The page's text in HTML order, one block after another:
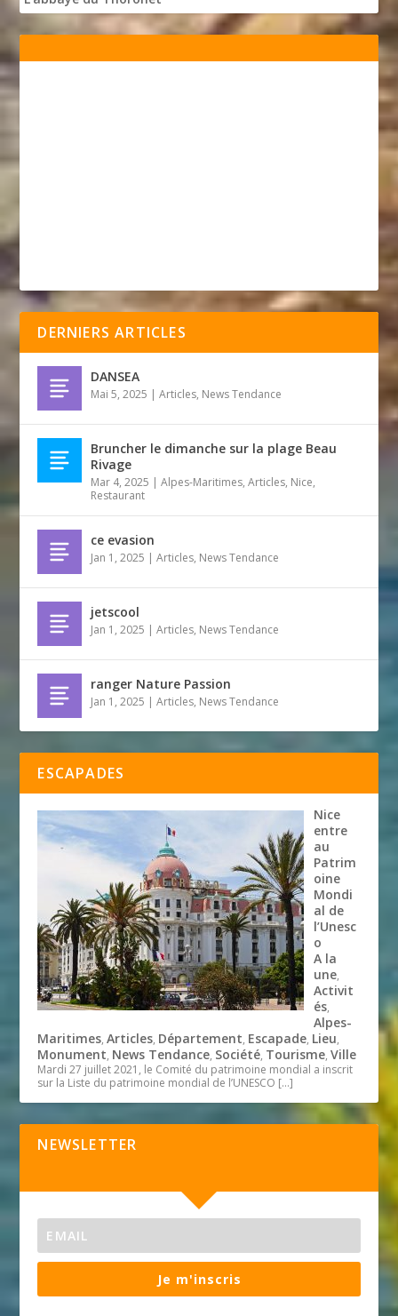
DERNIERS ARTICLES
DANSEA
Mai 5, 2025 |Articles, News Tendance
Bruncher le dimanche sur la plage Beau
Rivage
Mar 4, 2025 |Alpes-Maritimes,Articles, Nice,
Restaurant
ce evasion
Jan 1, 2025 |Articles, News Tendance
jetscool
Jan 1, 2025 |Articles, News Tendance
ranger Nature Passion
Jan 1, 2025 |Articles, News Tendance
ESCAPADES
Nice
entre
au
Patrim
oine
Mondi
al de
l’Unesc
o
A la
une,
Activit
és,
Alpes-
Maritimes,Articles, Département, Escapade, Lieu,
Monument, News Tendance, Société, Tourisme,Ville
Mardi 27 juillet 2021, le Comité du patrimoine mondial a inscrit
sur la Liste du patrimoine mondial de l’UNESCO […]
NEWSLETTER
Je m'inscris